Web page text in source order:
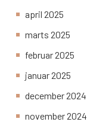
april 2025
marts 2025
februar 2025
januar 2025
december 2024
november 2024